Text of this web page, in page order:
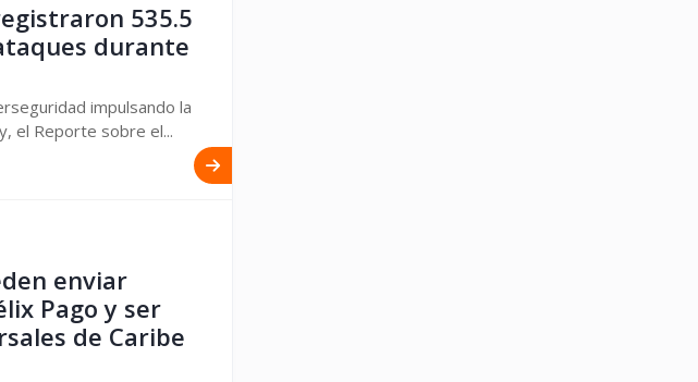
535.5
durante
impulsando la
el Reporte sobre el...
enviar
Pago y ser
de Caribe